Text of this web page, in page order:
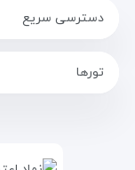
دسترسی سریع
تورها